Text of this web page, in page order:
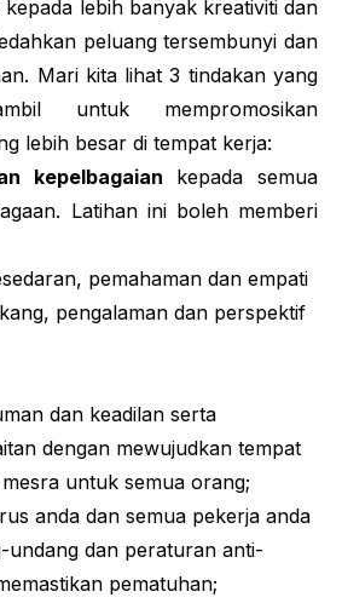
lebih banyak kreativiti dan
peluang tersembunyi dan
Mari kita lihat 3 tindakan yang
untuk mempromosikan
lebih besar di tempat kerja:
kepelbagaian kepada semua
Latihan ini boleh memberi
pemahaman dan empati
pengalaman dan perspektif
dan keadilan serta
dengan mewujudkan tempat
untuk semua orang;
anda dan semua pekerja anda
undang dan peraturan anti-
pematuhan;